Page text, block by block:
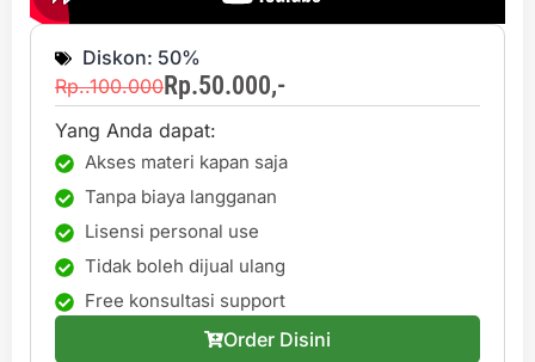
Diskon: 50%
Rp..100.000Rp.50.000,-
Yang Anda dapat:
Akses materi kapan saja
Tanpa biaya langganan
Lisensi personal use
Tidak boleh dijual ulang
Free konsultasi support
Order Disini